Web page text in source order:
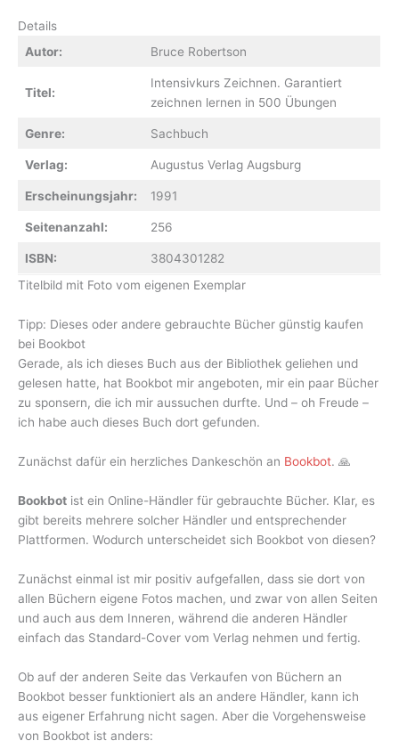
Details
Autor:
Bruce Robertson
Titel:
Intensivkurs Zeichnen. Garantiert
zeichnen lernen in 500 Übungen
Genre: Sachbuch
Verlag: Augustus Verlag Augsburg
Erscheinungsjahr: 1991
Seitenanzahl: 256
ISBN:
3804301282
Titelbild mit Foto vom eigenen Exemplar
Tipp: Dieses oder andere gebrauchte Bücher günstig kaufen
bei Bookbot
Gerade, als ich dieses Buch aus der Bibliothek geliehen und
gelesen hatte, hat Bookbot mir angeboten, mir ein paar Bücher
zu sponsern, die ich mir aussuchen durfte. Und – oh Freude –
ich habe auch dieses Buch dort gefunden.
Zunächst dafür ein herzliches Dankeschön an Bookbot. 🙏
Bookbot ist ein Online-Händler für gebrauchte Bücher. Klar, es
gibt bereits mehrere solcher Händler und entsprechender
Plattformen. Wodurch unterscheidet sich Bookbot von diesen?
Zunächst einmal ist mir positiv aufgefallen, dass sie dort von
allen Büchern eigene Fotos machen, und zwar von allen Seiten
und auch aus dem Inneren, während die anderen Händler
einfach das Standard-Cover vom Verlag nehmen und fertig.
Ob auf der anderen Seite das Verkaufen von Büchern an
Bookbot besser funktioniert als an andere Händler, kann ich
aus eigener Erfahrung nicht sagen. Aber die Vorgehensweise
von Bookbot ist anders: